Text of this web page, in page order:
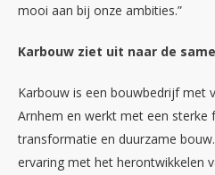
mooi aan bij onze ambities.”
Karbouw ziet uit naar de
Karbouw is een bouwbedrijf met
Arnhem en werkt met een sterke
transformatie en duurzame
ervaring met het herontwikkelen